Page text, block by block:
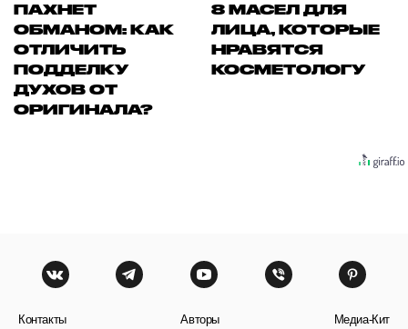
ПАХНЕТ
ОБМАНОМ: КАК
ОТЛИЧИТЬ
ПОДДЕЛКУ
ДУХОВ ОТ
ОРИГИНАЛА?
8 МАСЕЛ ДЛЯ
ЛИЦА, КОТОРЫЕ
НРАВЯТСЯ
КОСМЕТОЛОГУ
Контакты Авторы Медиа-Кит